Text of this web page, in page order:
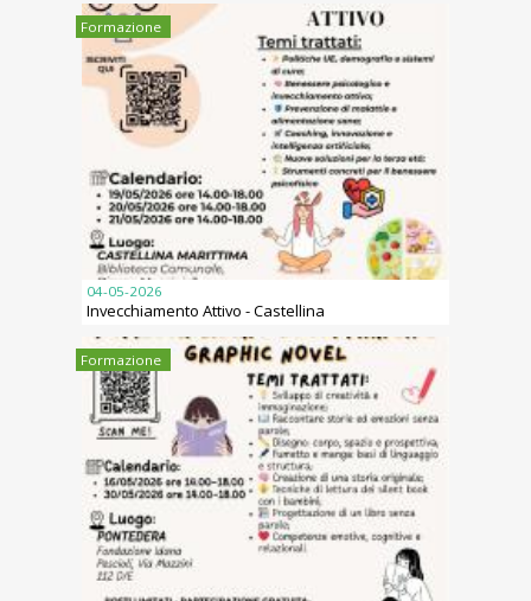
Formazione
04-05-2026
Invecchiamento Attivo - Castellina
Formazione